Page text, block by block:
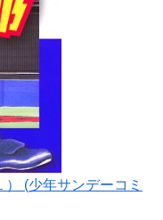
(少年サンデーコミ